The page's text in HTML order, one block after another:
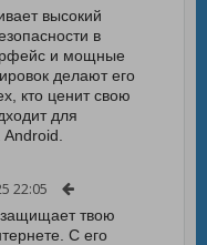
высокий
в
и мощные
делают его
кто ценит свою
для
22:05
твою
С его